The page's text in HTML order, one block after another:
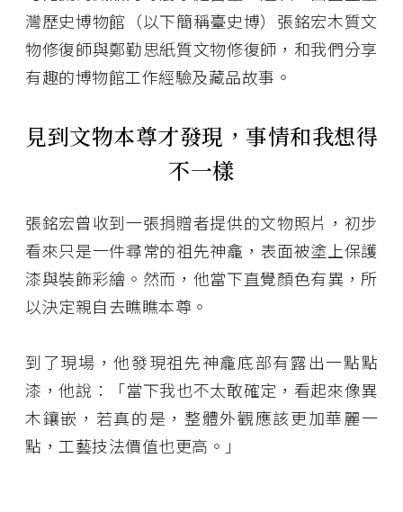
灣歷史博物館（以下簡稱臺史博）張銘宏木質文
物修復師與鄭勤思紙質文物修復師，和我們分享
有趣的博物館工作經驗及藏品故事。
見到文物本尊才發現，事情和我想得
不一樣
張銘宏曾收到一張捐贈者提供的文物照片，初步
看來只是一件尋常的祖先神龕，表面被塗上保護
漆與裝飾彩繪。然而，他當下直覺顏色有異，所
以決定親自去瞧瞧本尊。
到了現場，他發現祖先神龕底部有露出一點點
漆，他說：「當下我也不太敢確定，看起來像異
木鑲嵌，若真的是，整體外觀應該更加華麗一
點，工藝技法價值也更高。」